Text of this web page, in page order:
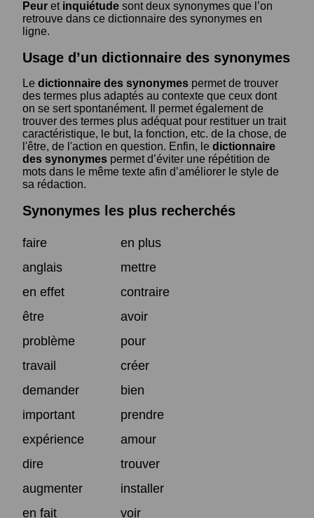
Peur et inquiétude sont deux synonymes que l’on
retrouve dans ce dictionnaire des synonymes en
ligne.
Usage d’un dictionnaire des synonymes
Le dictionnaire des synonymes permet de trouver
des termes plus adaptés au contexte que ceux dont
on se sert spontanément. Il permet également de
trouver des termes plus adéquat pour restituer un trait
caractéristique, le but, la fonction, etc. de la chose, de
l'être, de l'action en question. Enfin, le dictionnaire
des synonymes permet d’éviter une répétition de
mots dans le même texte afin d’améliorer le style de
sa rédaction.
Synonymes les plus recherchés
faire
en plus
anglais
mettre
en effet
contraire
être
avoir
problème
pour
travail
créer
demander
bien
important
prendre
expérience
amour
dire
trouver
augmenter
installer
en fait
voir